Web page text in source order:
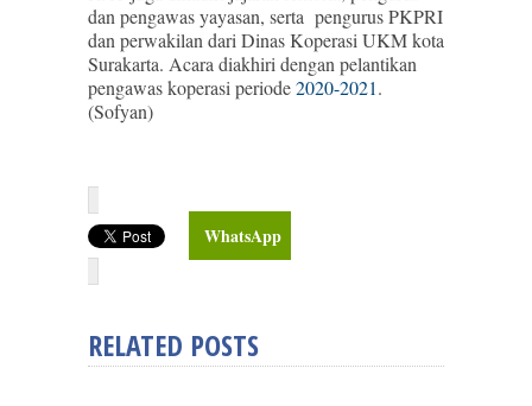
dan pengawas yayasan, serta pengurus PKPRI
dan perwakilan dari Dinas Koperasi UKM kota
Surakarta. Acara diakhiri dengan pelantikan
pengawas koperasi periode2020-2021.
(Sofyan)
WhatsApp
RELATED POSTS